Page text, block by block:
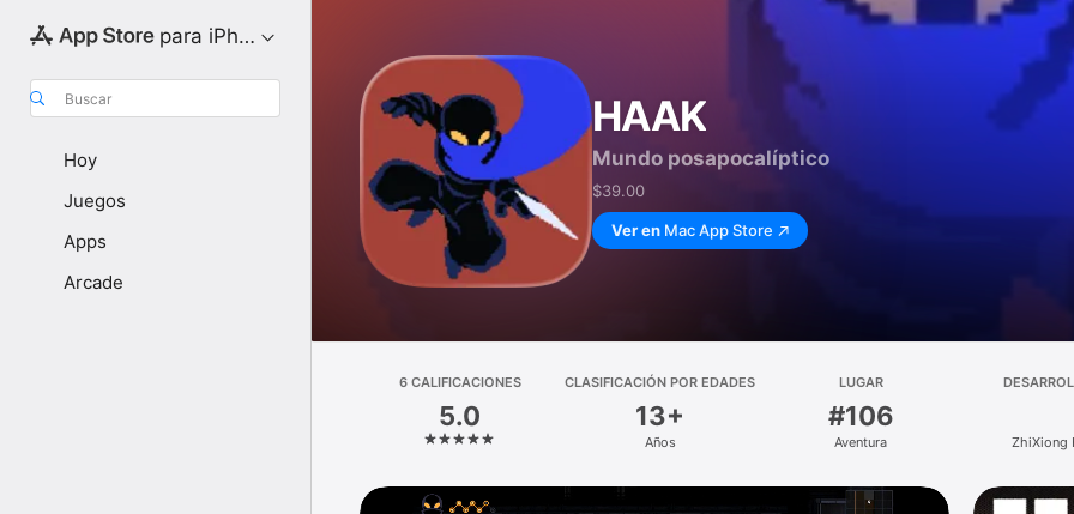
para iPhone
Buscar
Hoy
Juegos
Apps
Arcade
HAAK
Mundo posapocalíptico
$39.00
Ver en Mac App Store
6 CALIFICACIONES
5.0
CLASIFICACIÓN POR EDADES
13+
Años
LUGAR
#106
Aventura ZhiXiong